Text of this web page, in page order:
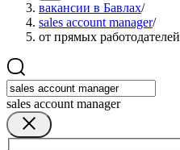
вакансии в Бавлах/
sales account manager/
от прямых работодателей
sales account manager